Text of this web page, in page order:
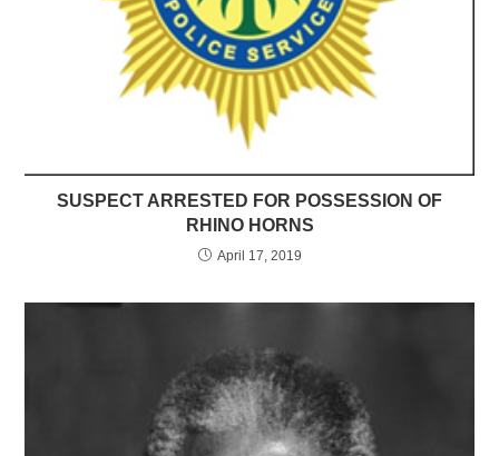
SUSPECT ARRESTED FOR POSSESSION OF
RHINO HORNS
April 17, 2019